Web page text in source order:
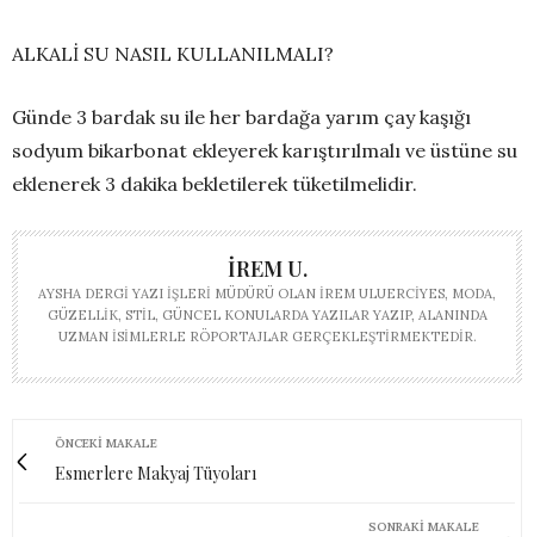
ALKALİ SU NASIL KULLANILMALI?
Günde 3 bardak su ile her bardağa yarım çay kaşığı
sodyum bikarbonat ekleyerek karıştırılmalı ve üstüne su
eklenerek 3 dakika bekletilerek tüketilmelidir.
İREM U.
AYSHA DERGI YAZI İŞLERI MÜDÜRÜ OLAN İREM ULUERCIYES, MODA,
GÜZELLIK, STIL, GÜNCEL KONULARDA YAZILAR YAZIP, ALANINDA
UZMAN ISIMLERLE RÖPORTAJLAR GERÇEKLEŞTIRMEKTEDIR.
ÖNCEKI MAKALE
Esmerlere Makyaj Tüyoları
SONRAKI MAKALE